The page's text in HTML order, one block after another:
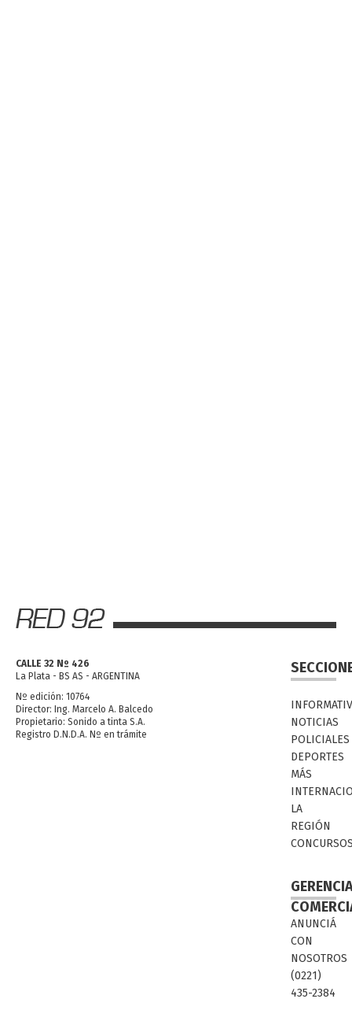
CALLE 32 Nº 426
La Plata - BS AS - ARGENTINA
Nº edición: 10764
Director: Ing. Marcelo A. Balcedo
Propietario: Sonido a tinta S.A.
Registro D.N.D.A. Nº en trámite
NOTICIAS
POLICIALES
DEPORTES
MÁS
LA
REGIÓN
ANUNCIÁ
CON
NOSOTROS
(0221)
435-2384